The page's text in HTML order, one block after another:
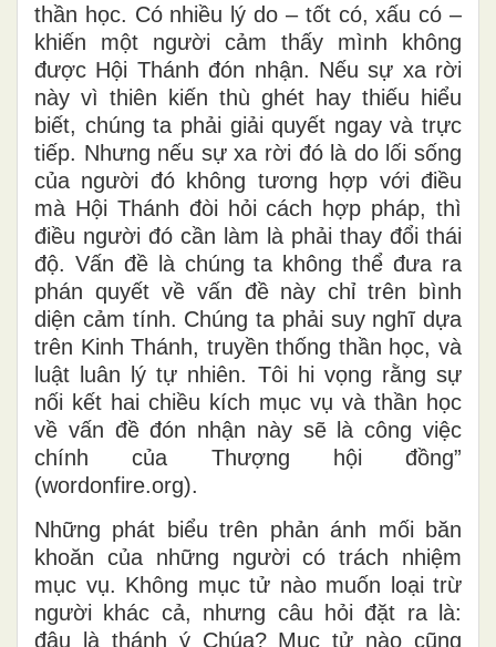
thần học. Có nhiều lý do – tốt có, xấu có –
khiến một người cảm thấy mình không
được Hội Thánh đón nhận. Nếu sự xa rời
này vì thiên kiến thù ghét hay thiếu hiểu
biết, chúng ta phải giải quyết ngay và trực
tiếp. Nhưng nếu sự xa rời đó là do lối sống
của người đó không tương hợp với điều
mà Hội Thánh đòi hỏi cách hợp pháp, thì
điều người đó cần làm là phải thay đổi thái
độ. Vấn đề là chúng ta không thể đưa ra
phán quyết về vấn đề này chỉ trên bình
diện cảm tính. Chúng ta phải suy nghĩ dựa
trên Kinh Thánh, truyền thống thần học, và
luật luân lý tự nhiên. Tôi hi vọng rằng sự
nối kết hai chiều kích mục vụ và thần học
về vấn đề đón nhận này sẽ là công việc
chính của Thượng hội đồng”
(wordonfire.org).
Những phát biểu trên phản ánh mối băn
khoăn của những người có trách nhiệm
mục vụ. Không mục tử nào muốn loại trừ
người khác cả, nhưng câu hỏi đặt ra là:
đâu là thánh ý Chúa? Mục tử nào cũng